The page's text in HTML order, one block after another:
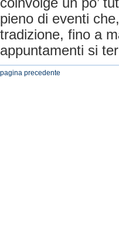
pieno di eventi
tradizione, fino a
appuntamenti si
pagina precedente